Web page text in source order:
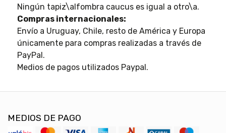
Ningún tapiz\alfombra caucus es igual a otro\a.
Compras internacionales:
Envío a Uruguay, Chile, resto de América y Europa
únicamente para compras realizadas a través de
PayPal.
Medios de pagos utilizados Paypal.
MEDIOS DE PAGO